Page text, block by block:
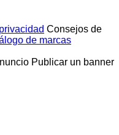
Consejos de
de marcas
Publicar un banner